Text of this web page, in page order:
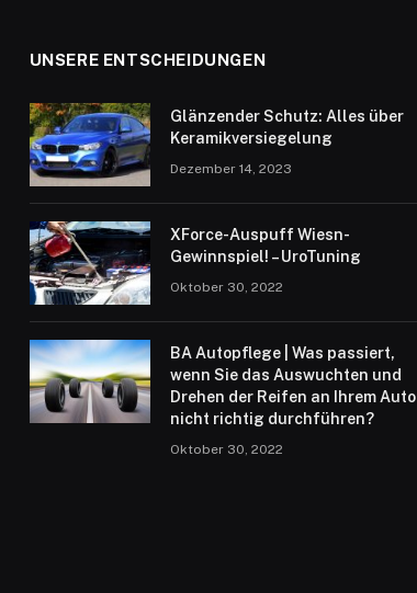
UNSERE ENTSCHEIDUNGEN
Glänzender Schutz: Alles über
Keramikversiegelung
Dezember 14, 2023
XForce-Auspuff Wiesn-
Gewinnspiel! – UroTuning
Oktober 30, 2022
BA Autopflege | Was passiert,
wenn Sie das Auswuchten und
Drehen der Reifen an Ihrem Auto
nicht richtig durchführen?
Oktober 30, 2022